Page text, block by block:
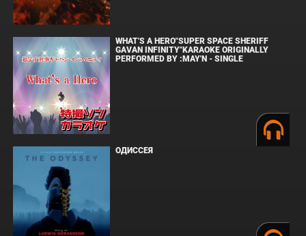
WHAT'S A HERO"SUPER SPACE SHERIFF
GAVAN INFINITY"KARAOKE ORIGINALLY
PERFORMED BY :MAY'N - SINGLE
ОДИССЕЯ